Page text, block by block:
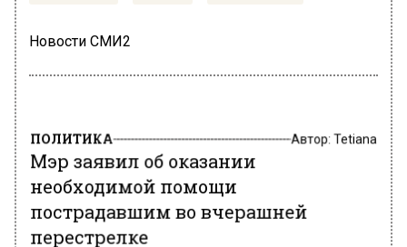
Новости СМИ2
ПОЛИТИКА Автор:Tetiana
Мэр заявил об оказании
необходимой помощи
пострадавшим во вчерашней
перестрелке